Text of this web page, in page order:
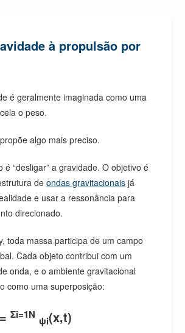
à propulsão por
é geralmente imaginada como uma
o peso.
algo mais preciso.
é “desligar” a gravidade. O objetivo é
deondas gravitacionais já
e usar a ressonância para
direcionado.
toda massa participa de um campo
Cada objeto contribui com um
onda, e o ambiente gravitacional
como uma superposição:
Σi=1N
ψi(x,t)